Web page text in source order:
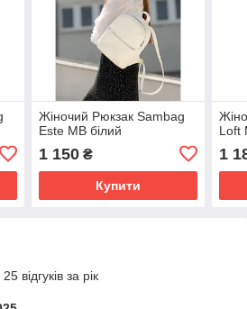
Жіночий Рюкзак Sambag
Este MB білий
1 150₴
Купити
Loft
1
відгуків за рік